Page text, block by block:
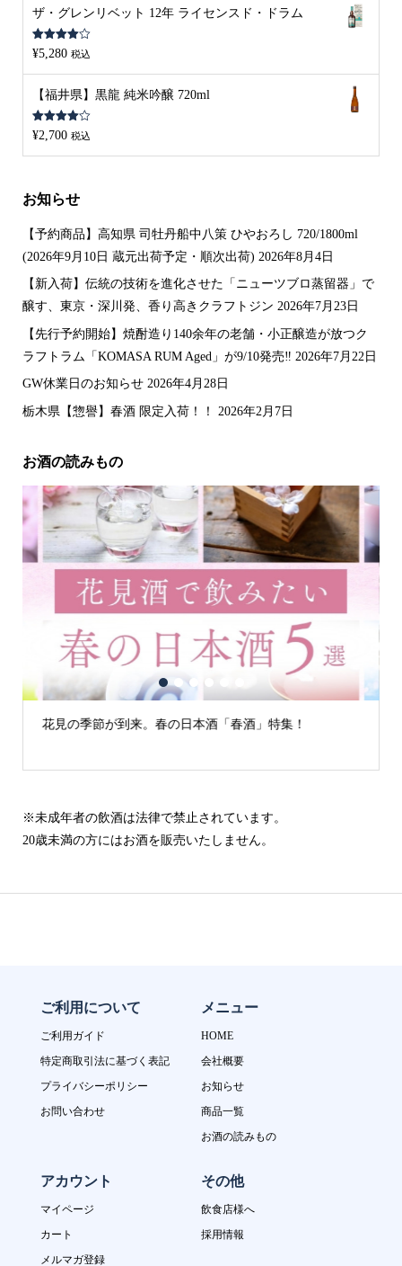
ザ・グレンリベット 12年 ライセンスド・ドラム
5段階中
4.00の評
¥5,280 税込
【福井県】黒龍 純米吟醸 720ml
5段階中
4.00の評
¥2,700 税込
お知らせ
【予約商品】高知県 司牡丹船中八策 ひやおろし 720/1800ml
(2026年9月10日 蔵元出荷予定・順次出荷) 2026年8月4日
【新入荷】伝統の技術を進化させた「ニューツブロ蒸留器」で
醸す、東京・深川発、香り高きクラフトジン 2026年7月23日
【先行予約開始】焼酎造り140余年の老舗・小正醸造が放つク
ラフトラム「KOMASA RUM Aged」が9/10発売‼️ 2026年7月22日
GW休業日のお知らせ 2026年4月28日
栃木県【惣譽】春酒 限定入荷！！ 2026年2月7日
お酒の読みもの
花見の季節が到来。春の日本酒「春酒」特集！
1 2 3 5
※未成年者の飲酒は法律で禁止されています。
20歳未満の方にはお酒を販売いたしません。
ご利用について
ご利用ガイド
特定商取引法に基づく表記
プライバシーポリシー
お問い合わせ
メニュー
HOME
会社概要
お知らせ
商品一覧
お酒の読みもの
アカウント
マイページ
カート
メルマガ登録
その他
飲食店様へ
採用情報